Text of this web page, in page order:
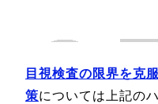
目視検査の限界を克
策については上記の